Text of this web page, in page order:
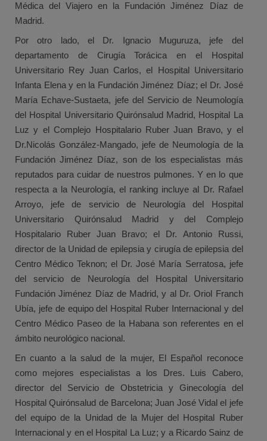
Médica del Viajero en la Fundación Jiménez Díaz de
Madrid.
Por otro lado, el Dr. Ignacio Muguruza, jefe del
departamento de Cirugía Torácica en el Hospital
Universitario Rey Juan Carlos, el Hospital Universitario
Infanta Elena y en la Fundación Jiménez Díaz; el Dr. José
María Echave-Sustaeta, jefe del Servicio de Neumología
del Hospital Universitario Quirónsalud Madrid, Hospital La
Luz y el Complejo Hospitalario Ruber Juan Bravo, y el
Dr.Nicolás González-Mangado, jefe de Neumología de la
Fundación Jiménez Díaz, son de los especialistas más
reputados para cuidar de nuestros pulmones. Y en lo que
respecta a la Neurología, el ranking incluye al Dr. Rafael
Arroyo, jefe de servicio de Neurología del Hospital
Universitario Quirónsalud Madrid y del Complejo
Hospitalario Ruber Juan Bravo; el Dr. Antonio Russi,
director de la Unidad de epilepsia y cirugía de epilepsia del
Centro Médico Teknon; el Dr. José María Serratosa, jefe
del servicio de Neurología del Hospital Universitario
Fundación Jiménez Díaz de Madrid, y al Dr. Oriol Franch
Ubía, jefe de equipo del Hospital Ruber Internacional y del
Centro Médico Paseo de la Habana son referentes en el
ámbito neurológico nacional.
En cuanto a la salud de la mujer, El Español reconoce
como mejores especialistas a los Dres. Luis Cabero,
director del Servicio de Obstetricia y Ginecología del
Hospital Quirónsalud de Barcelona; Juan José Vidal el jefe
del equipo de la Unidad de la Mujer del Hospital Ruber
Internacional y en el Hospital La Luz; y a Ricardo Sainz de